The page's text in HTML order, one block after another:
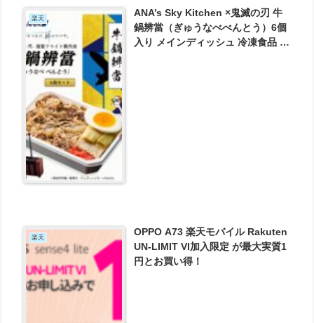
楽天
ANA’s Sky Kitchen ×鬼滅の刃 牛
鍋辨當（ぎゅうなべべんとう）6個
入り メインディッシュ 冷凍食品 お
楽天
OPPO A73 楽天モバイル Rakuten
UN-LIMIT VI加入限定 が最大実質1
円とお買い得！